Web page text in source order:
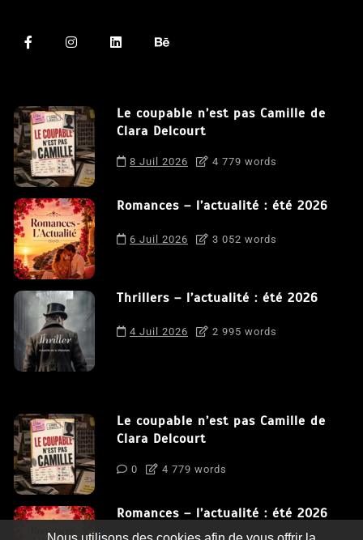
Le coupable n’est pas Camille de
Clara Delcourt
8 Juil 2026 4 779 words
Romances – l’actualité : été 2026
6 Juil 2026 3 052 words
Thrillers – l’actualité : été 2026
4 Juil 2026 2 995 words
Le coupable n’est pas Camille de
Clara Delcourt
0 4 779 words
Romances – l’actualité : été 2026